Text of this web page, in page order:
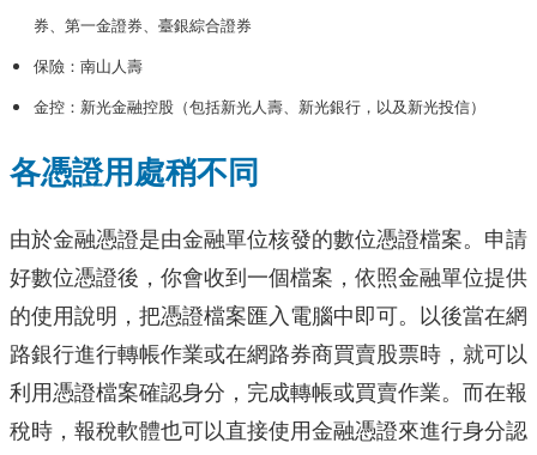
券、第一金證券、臺銀綜合證券
保險：南山人壽
金控：新光金融控股（包括新光人壽、新光銀行，以及新光投信）
各憑證用處稍不同
由於金融憑證是由金融單位核發的數位憑證檔案。申請
好數位憑證後，你會收到一個檔案，依照金融單位提供
的使用說明，把憑證檔案匯入電腦中即可。以後當在網
路銀行進行轉帳作業或在網路券商買賣股票時，就可以
利用憑證檔案確認身分，完成轉帳或買賣作業。而在報
稅時，報稅軟體也可以直接使用金融憑證來進行身分認